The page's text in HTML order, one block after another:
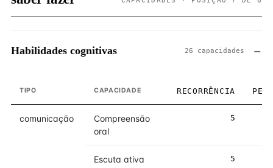
Habilidades cognitivas 26 capacidades
TIPO CAPACIDADE RECORRÊNCIA PESO
comunicação
Compreensão
oral
5
Escuta ativa 5